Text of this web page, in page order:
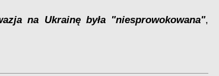
na Ukrainę była "niesprowokowana",